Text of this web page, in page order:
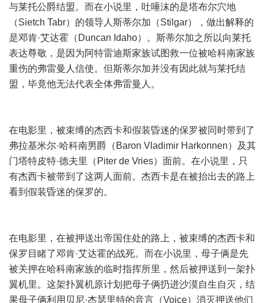
与莱托公爵结盟。而在小说里，吐唾沫的是塔布尔穴地
（Sietch Tabr）的领导人斯蒂尔加（Stilgar），做出解释的
是邓肯·艾达霍（Duncan Idaho）。斯蒂尔加之所以向莱托
表达尊敬，是因为阿特雷迪斯家族试图救一位被哈科南家族
重伤的弗雷曼人信使。但斯蒂尔加并没有因此就与莱托结
盟，毕竟他无法代表全体弗雷曼人。
在电影里，被束缚的杰西卡和假装昏迷的保罗被同时带到了
弗拉基米尔·哈科南男爵（Baron Vladimir Harkonnen）及其
门塔特皮特·德夫里（Piter de Vries）面前。在小说里，只
有杰西卡被带到了这两人面前。杰西卡是在被抬出去的路上
看到假装昏迷的保罗的。
在电影里，在被押送出帝国住处的路上，被束缚的杰西卡和
保罗目睹了邓肯·艾达霍的战死。而在小说里，母子俩是先
被关押在哈科南家族的临时指挥所里，然后被押送到一架扑
翼机里。这架扑翼机原计划把母子俩扔进沙漠自生自灭，结
果母子俩利用贝尼·杰瑟里特的音言（Voice）消灭押送他们